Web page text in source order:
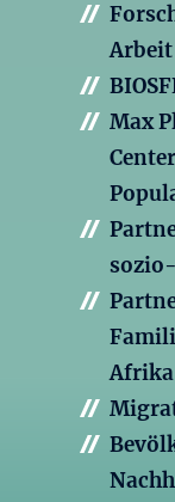
Arbeit
Max
Afrika